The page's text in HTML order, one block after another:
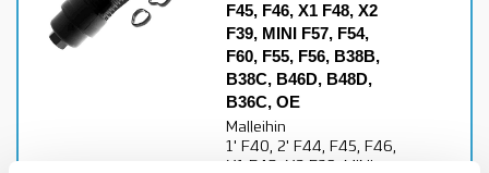
F45, F46, X1 F48, X2
F39, MINI F57, F54,
F60, F55, F56, B38B,
B38C, B46D, B48D,
B36C, OE
Malleihin
1' F40, 2' F44, F45, F46,